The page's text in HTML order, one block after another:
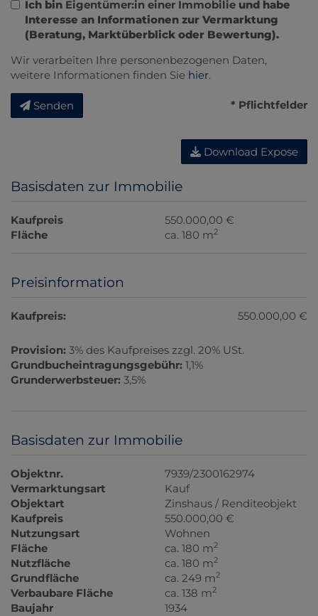
Ich bin Eigentümer:in einer Immobilie und habe
Interesse an Informationen zur Vermarktung
(Beratung, Marktüberblick oder Bewertung).
Wir verarbeiten Ihre personenbezogenen Daten,
weitere Informationen finden Sie hier.
Senden * Pflichtfelder
Download Expose
Basisdaten zur Immobilie
Kaufpreis
550.000,00 €
Fläche
ca. 180 m2
Preisinformation
Kaufpreis: 550.000,00 €
Provision: 3% des Kaufpreises zzgl. 20% USt.
Grundbucheintragungsgebühr: 1,1%
Grunderwerbsteuer: 3,5%
Basisdaten zur Immobilie
Objektnr.
7939/2300162974
Vermarktungsart
Kauf
Objektart
Zinshaus / Renditeobjekt
Kaufpreis
550.000,00 €
Nutzungsart
Wohnen
Fläche
ca. 180 m2
Nutzfläche ca. 180 m2
Grundfläche ca. 249 m2
Verbaubare Fläche ca. 138 m2
Baujahr 1934